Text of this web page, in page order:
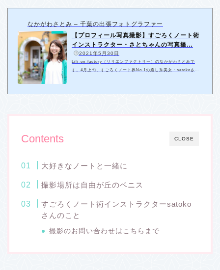
なかがわさとみ – 千葉の出張フォトグラファー
【プロフィール写真撮影】すごろくノート術
インストラクター・さとちゃんの写真撮…
2021年5月30日
Lili-en-factory（リリエンファクトリー）のなかがわさとみで
す。4月上旬、すごろくノート界No.1の癒し系美女・satokoさん
ていた日が雨予報で延期にしたので、せっかくなら…ということ
CLOSE
Contents
大好きなノートと一緒に
撮影場所は自由が丘のベニス
すごろくノート術インストラクターsatoko
さんのこと
撮影のお問い合わせはこちらまで